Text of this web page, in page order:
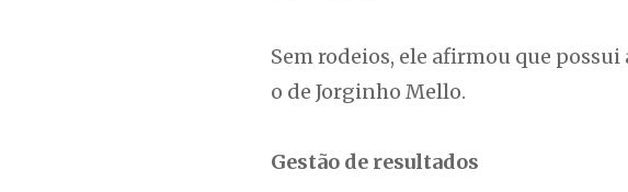
Sem rodeios, ele afirmou que
o de Jorginho Mello.
Gestão de resultados